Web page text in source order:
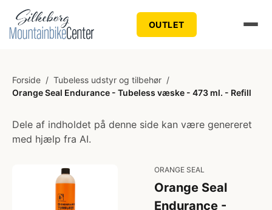
OUTLET
Forside / Tubeless udstyr og tilbehør /
Orange Seal Endurance - Tubeless væske - 473 ml. - Refill
Dele af indholdet på denne side kan være genereret
med hjælp fra AI.
ORANGE SEAL
Orange Seal
Endurance -